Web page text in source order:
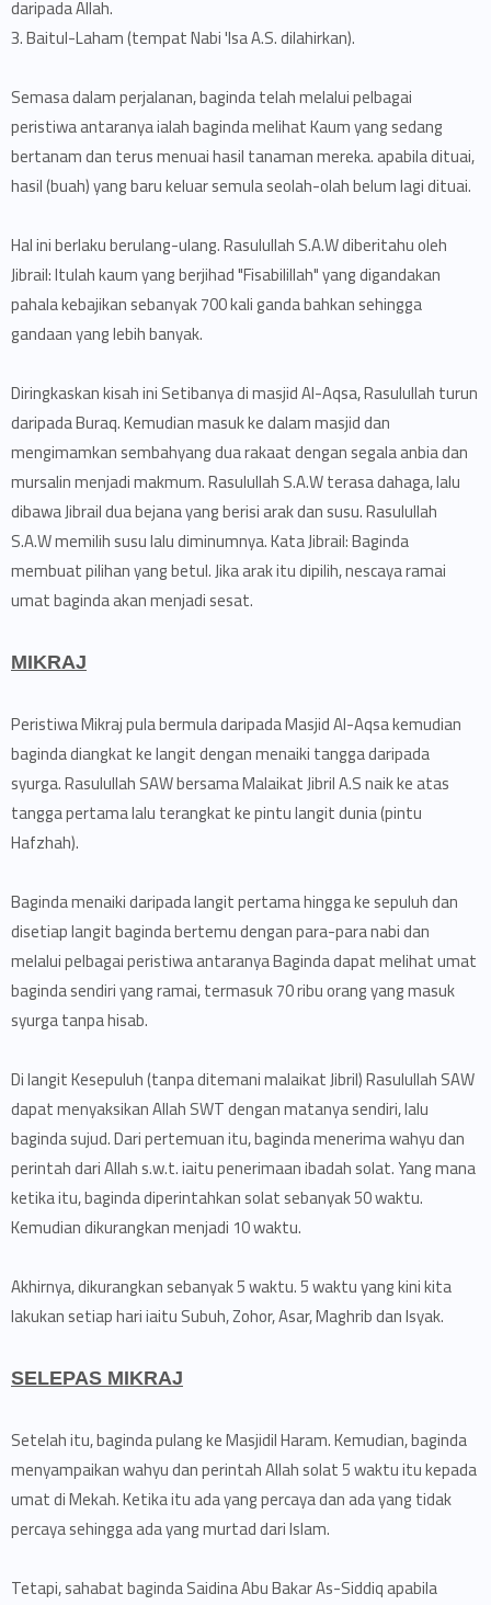
daripada Allah.
3. Baitul-Laham (tempat Nabi 'Isa A.S. dilahirkan).
Semasa dalam perjalanan, baginda telah melalui pelbagai
peristiwa antaranya ialah baginda melihat Kaum yang sedang
bertanam dan terus menuai hasil tanaman mereka. apabila dituai,
hasil (buah) yang baru keluar semula seolah-olah belum lagi dituai.
Hal ini berlaku berulang-ulang. Rasulullah S.A.W diberitahu oleh
Jibrail: Itulah kaum yang berjihad "Fisabilillah" yang digandakan
pahala kebajikan sebanyak 700 kali ganda bahkan sehingga
gandaan yang lebih banyak.
Diringkaskan kisah ini Setibanya di masjid Al-Aqsa, Rasulullah turun
daripada Buraq. Kemudian masuk ke dalam masjid dan
mengimamkan sembahyang dua rakaat dengan segala anbia dan
mursalin menjadi makmum. Rasulullah S.A.W terasa dahaga, lalu
dibawa Jibrail dua bejana yang berisi arak dan susu. Rasulullah
S.A.W memilih susu lalu diminumnya. Kata Jibrail: Baginda
membuat pilihan yang betul. Jika arak itu dipilih, nescaya ramai
umat baginda akan menjadi sesat.
MIKRAJ
Peristiwa Mikraj pula bermula daripada Masjid Al-Aqsa kemudian
baginda diangkat ke langit dengan menaiki tangga daripada
syurga. Rasulullah SAW bersama Malaikat Jibril A.S naik ke atas
tangga pertama lalu terangkat ke pintu langit dunia (pintu
Hafzhah).
Baginda menaiki daripada langit pertama hingga ke sepuluh dan
disetiap langit baginda bertemu dengan para-para nabi dan
melalui pelbagai peristiwa antaranya Baginda dapat melihat umat
baginda sendiri yang ramai, termasuk 70 ribu orang yang masuk
syurga tanpa hisab.
Di langit Kesepuluh (tanpa ditemani malaikat Jibril) Rasulullah SAW
dapat menyaksikan Allah SWT dengan matanya sendiri, lalu
baginda sujud. Dari pertemuan itu, baginda menerima wahyu dan
perintah dari Allah s.w.t. iaitu penerimaan ibadah solat. Yang mana
ketika itu, baginda diperintahkan solat sebanyak 50 waktu.
Kemudian dikurangkan menjadi 10 waktu.
Akhirnya, dikurangkan sebanyak 5 waktu. 5 waktu yang kini kita
lakukan setiap hari iaitu Subuh, Zohor, Asar, Maghrib dan Isyak.
SELEPAS MIKRAJ
Setelah itu, baginda pulang ke Masjidil Haram. Kemudian, baginda
menyampaikan wahyu dan perintah Allah solat 5 waktu itu kepada
umat di Mekah. Ketika itu ada yang percaya dan ada yang tidak
percaya sehingga ada yang murtad dari Islam.
Tetapi, sahabat baginda Saidina Abu Bakar As-Siddiq apabila